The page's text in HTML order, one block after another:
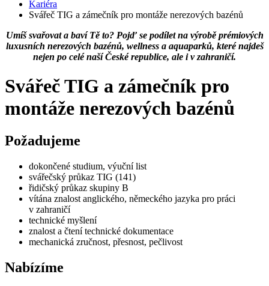
Kariéra
Svářeč TIG a zámečník pro montáže nerezových bazénů
Umíš svařovat a baví Tě to? Pojď se podílet na výrobě prémiových
luxusních nerezových bazénů, wellness a aquaparků, které najdeš
nejen po celé naší České republice, ale i v zahraničí.
Svářeč TIG a zámečník pro
montáže nerezových bazénů
Požadujeme
dokončené studium, výuční list
svářečský průkaz TIG (141)
řidičský průkaz skupiny B
vítána znalost anglického, německého jazyka pro práci
v zahraničí
technické myšlení
znalost a čtení technické dokumentace
mechanická zručnost, přesnost, pečlivost
Nabízíme